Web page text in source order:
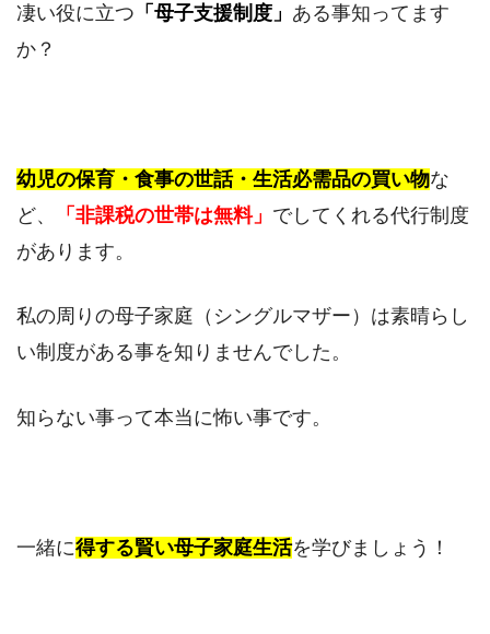
凄い役に立つ 「母子支援制度」 ある事知ってます
か？
幼児の保育・食事の世話・生活必需品の買い物な
ど、
「非課税の世帯は無料」 でしてくれる代行制度
があります。
私の周りの母子家庭（シングルマザー）は素晴らし
い制度がある事を知りませんでした。
知らない事って本当に怖い事です。
一緒に得する賢い母子家庭生活を学びましょう！